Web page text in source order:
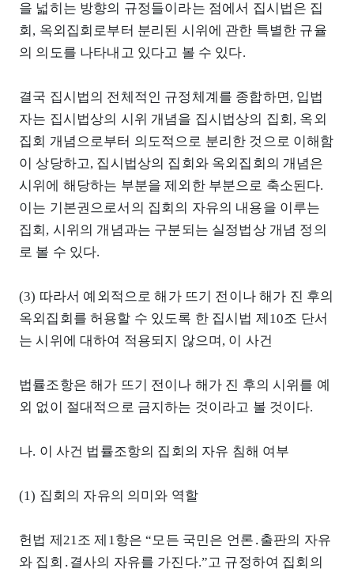
을 넓히는 방향의 규정들이라는 점에서 집시법은 집
회, 옥외집회로부터 분리된 시위에 관한 특별한 규율
의 의도를 나타내고 있다고 볼 수 있다.
결국 집시법의 전체적인 규정체계를 종합하면, 입법
자는 집시법상의 시위 개념을 집시법상의 집회, 옥외
집회 개념으로부터 의도적으로 분리한 것으로 이해함
이 상당하고, 집시법상의 집회와 옥외집회의 개념은
시위에 해당하는 부분을 제외한 부분으로 축소된다.
이는 기본권으로서의 집회의 자유의 내용을 이루는
집회, 시위의 개념과는 구분되는 실정법상 개념 정의
로 볼 수 있다.
(3) 따라서 예외적으로 해가 뜨기 전이나 해가 진 후의
옥외집회를 허용할 수 있도록 한 집시법 제10조 단서
는 시위에 대하여 적용되지 않으며, 이 사건
법률조항은 해가 뜨기 전이나 해가 진 후의 시위를 예
외 없이 절대적으로 금지하는 것이라고 볼 것이다.
나. 이 사건 법률조항의 집회의 자유 침해 여부
(1) 집회의 자유의 의미와 역할
헌법 제21조 제1항은 “모든 국민은 언론․출판의 자유
와 집회․결사의 자유를 가진다.”고 규정하여 집회의